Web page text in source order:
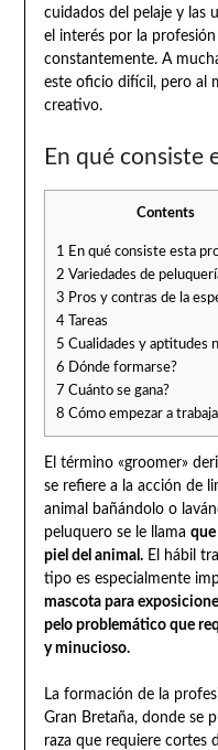
cuidados del pelaje y las
el interés por la
constantemente. A
este oficio difícil, pero al
creativo.
En qué consiste
Contents
1
En qué consiste esta
2 Variedades de
3 Pros y contras de la
4Tareas
5 Cualidades y aptitudes
6 Dónde formarse?
7 Cuánto se gana?
8 Cómo empezar a
El término «groomer»
se refiere a la acción de
animal bañándolo o
peluquero se le llama que
piel del animal.El hábil
tipo es especialmente
mascota para
pelo problemático que
y minucioso.
La formación de la
Gran Bretaña, donde se
raza que requiere cortes